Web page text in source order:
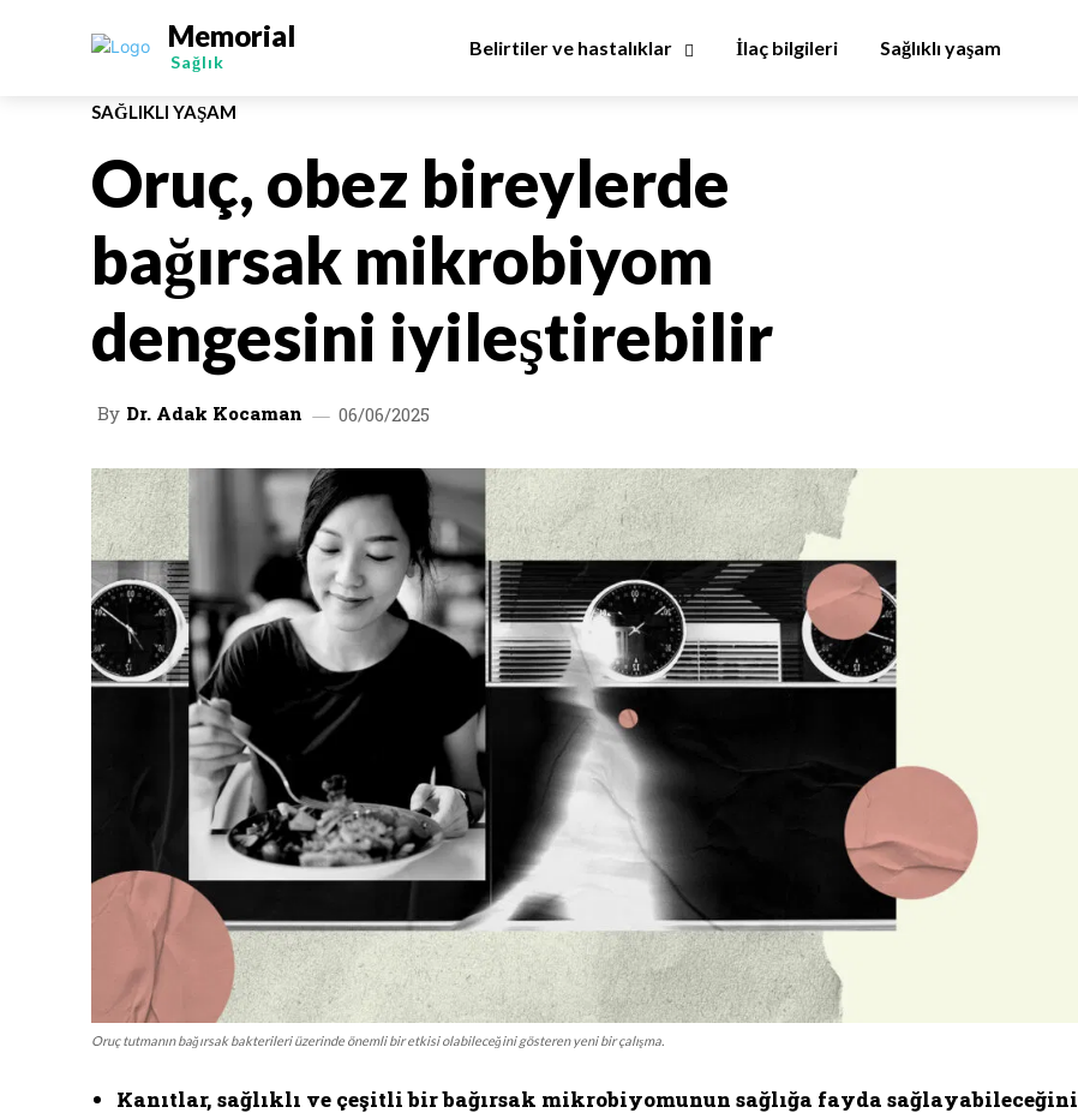
Memorial
Sağlık
Belirtiler ve hastalıklar İlaç bilgileri Sağlıklı yaşam
SAĞLIKLI YAŞAM
Oruç, obez bireylerde
bağırsak mikrobiyom
dengesini iyileştirebilir
By Dr. Adak Kocaman 06/06/2025
Oruç tutmanın bağırsak bakterileri üzerinde önemli bir etkisi olabileceğini gösteren yeni bir çalışma.
Kanıtlar, sağlıklı ve çeşitli bir bağırsak mikrobiyomunun sağlığa fayda sağlayabileceğini